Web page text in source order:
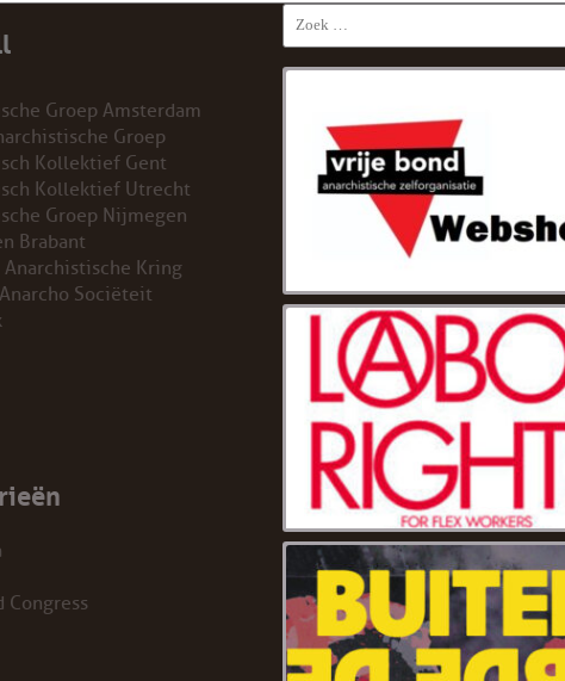
Search
for:
Groep Amsterdam
Groep
Kollektief Gent
Kollektief Utrecht
Groep Nijmegen
Brabant
Anarchistische Kring
Sociëteit
Congress